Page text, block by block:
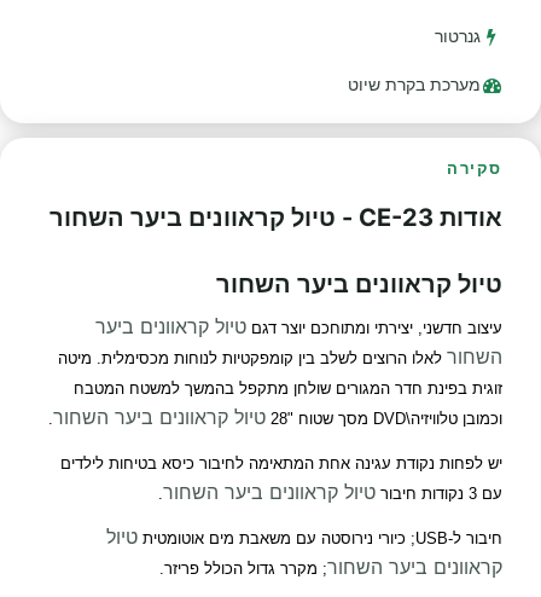
גנרטור
מערכת בקרת שיוט
סקירה
אודות CE-23 - טיול קראוונים ביער השחור
טיול קראוונים ביער השחור
עיצוב חדשני, יצירתי ומתוחכם יוצר דגם טיול קראוונים ביער
השחור לאלו הרוצים לשלב בין קומפקטיות לנוחות מכסימלית. מיטה
זוגית בפינת חדר המגורים שולחן מתקפל בהמשך למשטח המטבח
וכמובן טלוויזיה\DVD מסך שטוח "28
טיול קראוונים ביער השחור.
יש לפחות נקודת עגינה אחת המתאימה לחיבור כיסא בטיחות לילדים
עם 3 נקודות חיבור
טיול קראוונים ביער השחור.
חיבור ל-USB; כיורי נירוסטה עם משאבת מים אוטומטית
טיול
קראוונים ביער השחור; מקרר גדול הכולל פריזר.